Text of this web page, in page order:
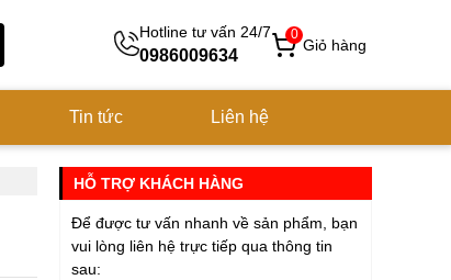
Hotline tư vấn 24/7
0986009634
0
Giỏ hàng
Tin tức Liên hệ
HỖ TRỢ KHÁCH HÀNG
Để được tư vấn nhanh về sản phẩm, bạn
vui lòng liên hệ trực tiếp qua thông tin
sau: